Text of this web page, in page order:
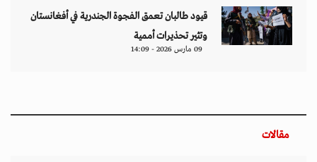
قيود طالبان تعمق الفجوة الجندرية في أفغانستان
وتثير تحذيرات أممية
09 مارس 2026 - 14:09
مقالات